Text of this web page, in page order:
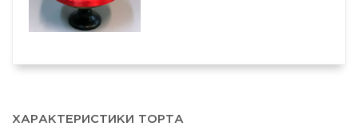
ХАРАКТЕРИСТИКИ ТОРТА